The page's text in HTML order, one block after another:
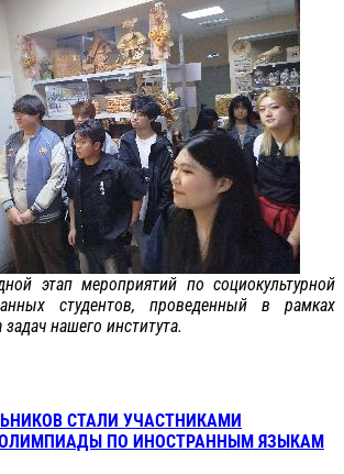
этап мероприятий по социокультурной
студентов, проведенный в рамках
нашего института.
СТАЛИ УЧАСТНИКАМИ
ОЛИМПИАДЫ ПО ИНОСТРАННЫМ ЯЗЫКАМ